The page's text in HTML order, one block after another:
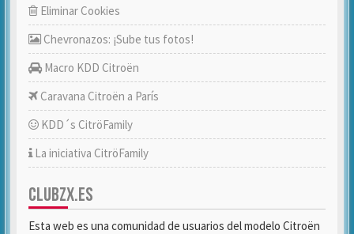
Eliminar Cookies
Chevronazos: ¡Sube tus fotos!
Macro KDD Citroën
Caravana Citroën a París
KDD´s CitröFamily
La iniciativa CitröFamily
CLUBZX.ES
Esta web es una comunidad de usuarios del modelo Citroën